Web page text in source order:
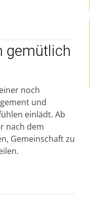
gemütlich
noch
und
einlädt. Ab
nach dem
Gemeinschaft zu